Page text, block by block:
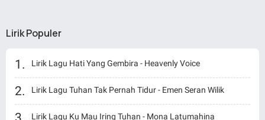
Lirik Populer
Lirik Lagu Hati Yang Gembira - Heavenly Voice
Lirik Lagu Tuhan Tak Pernah Tidur - Emen Seran Wilik
Lirik Lagu Ku Mau Iring Tuhan - Mona Latumahina